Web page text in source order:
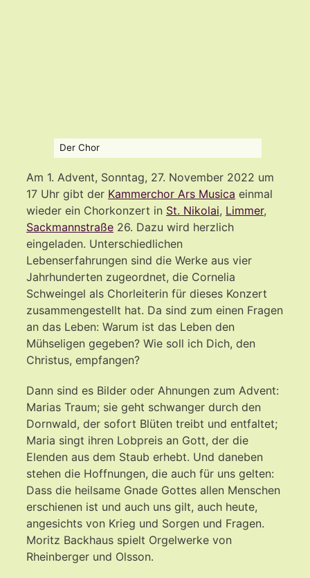
Der Chor
Am 1. Advent, Sonntag, 27. November 2022 um
17 Uhr gibt der Kammerchor Ars Musica einmal
wieder ein Chorkonzert in St. Nikolai, Limmer,
Sackmannstraße 26. Dazu wird herzlich
eingeladen. Unterschiedlichen
Lebenserfahrungen sind die Werke aus vier
Jahrhunderten zugeordnet, die Cornelia
Schweingel als Chorleiterin für dieses Konzert
zusammengestellt hat. Da sind zum einen Fragen
an das Leben: Warum ist das Leben den
Mühseligen gegeben? Wie soll ich Dich, den
Christus, empfangen?
Dann sind es Bilder oder Ahnungen zum Advent:
Marias Traum; sie geht schwanger durch den
Dornwald, der sofort Blüten treibt und entfaltet;
Maria singt ihren Lobpreis an Gott, der die
Elenden aus dem Staub erhebt. Und daneben
stehen die Hoffnungen, die auch für uns gelten:
Dass die heilsame Gnade Gottes allen Menschen
erschienen ist und auch uns gilt, auch heute,
angesichts von Krieg und Sorgen und Fragen.
Moritz Backhaus spielt Orgelwerke von
Rheinberger und Olsson.